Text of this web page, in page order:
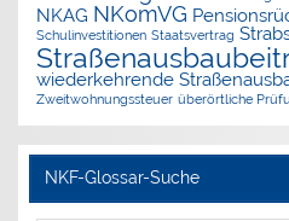
NKAG NKomVG
Schulinvestitionen Staatsvertrag
wiederkehrende
Zweitwohnungssteuer überörtliche
NKF-Glossar-Suche